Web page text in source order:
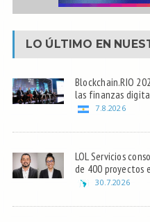
LO ÚLTIMO EN
Blockchain.RIO
las finanzas
7.8.2026
LOL Servicios
de 400 proyectos
30.7.2026